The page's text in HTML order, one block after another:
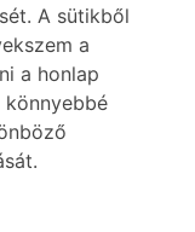
A sütikből
a
a honlap